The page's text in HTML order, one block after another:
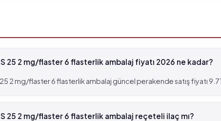
25 2 mg/flaster 6 flasterlik ambalaj fiyatı 2026 ne kadar?
25 2 mg/flaster 6 flasterlik ambalaj güncel perakende satış fiyatı
25 2 mg/flaster 6 flasterlik ambalaj reçeteli ilaç mı?